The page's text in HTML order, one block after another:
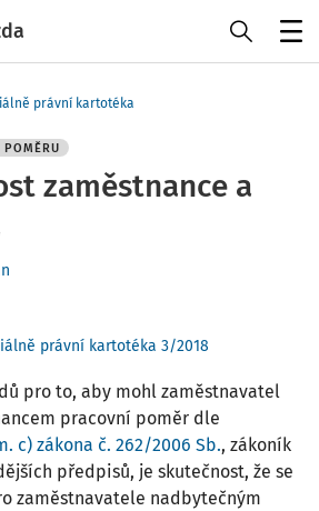
právní kartotéka
POMĚRU
zaměstnance a
právní kartotéka 3/2018
pro to, aby mohl zaměstnavatel
pracovní poměr dle
c) zákona č. 262/2006 Sb., zákoník
předpisů, je skutečnost, že se
zaměstnavatele nadbytečným